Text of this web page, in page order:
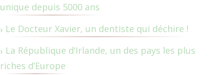
unique depuis 5000 ans
Le Docteur Xavier, un dentiste qui déchire !
La République d’Irlande, un des pays les plus
riches d’Europe